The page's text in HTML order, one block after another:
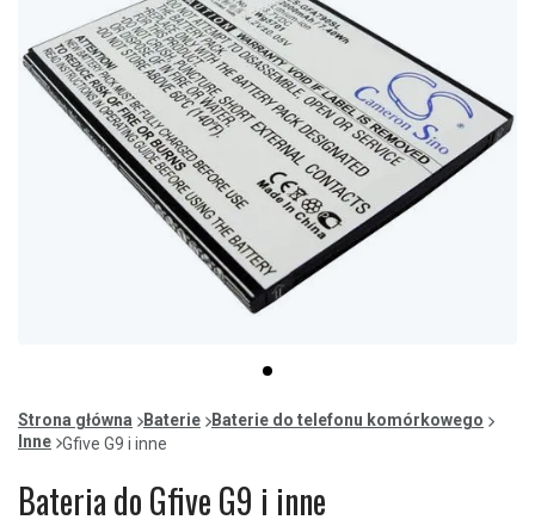
item
0
of
1
Strona główna Baterie
Baterie do telefonu komórkowego
Inne Gfive G9 i inne
Bateria do Gfive G9 i inne